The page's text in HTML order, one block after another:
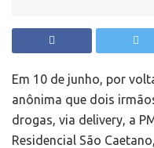
Em 10 de junho, por
anônima que dois
drogas, via delivery, a
Residencial São